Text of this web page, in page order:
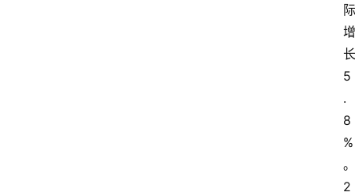
际
增
长
5
.
8
%
。
2